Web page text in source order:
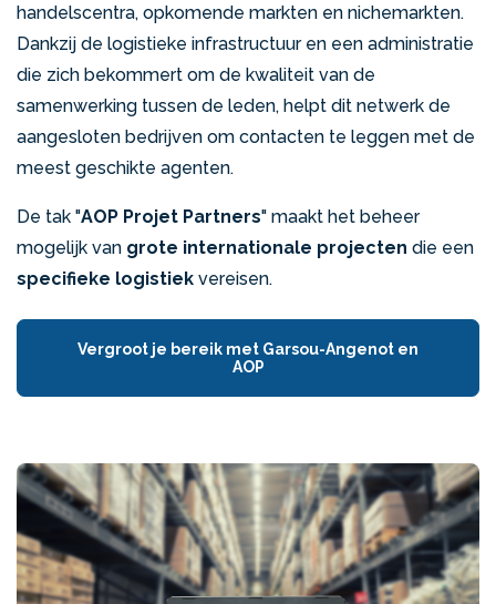
handelscentra, opkomende markten en nichemarkten.
Dankzij de logistieke infrastructuur en een administratie
die zich bekommert om de kwaliteit van de
samenwerking tussen de leden, helpt dit netwerk de
aangesloten bedrijven om contacten te leggen met de
meest geschikte agenten.
De tak "AOP Projet Partners" maakt het beheer
mogelijk van grote internationale projecten die een
specifieke logistiek vereisen.
Vergroot je bereik met Garsou-Angenot en
AOP